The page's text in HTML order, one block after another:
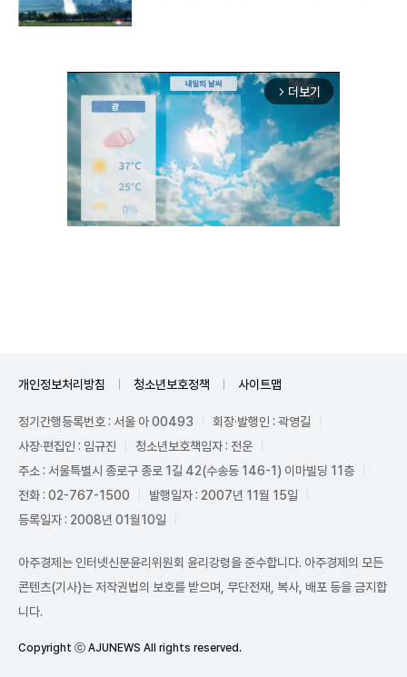
arrow_forward_ios 더보기
개인정보처리방침 청소년보호정책 사이트맵
정기간행등록번호 : 서울 아 00493
회장·발행인 : 곽영길
사장·편집인 : 임규진
청소년보호책임자 : 전운
주소 : 서울특별시 종로구 종로 1길 42(수송동 146-1) 이마빌딩 11층
전화 : 02-767-1500
발행일자 : 2007년 11월 15일
등록일자 : 2008년 01월10일
아주경제는 인터넷신문윤리위원회 윤리강령을 준수합니다. 아주경제의 모든
콘텐츠(기사)는 저작권법의 보호를 받으며, 무단전재, 복사, 배포 등을 금지합
니다.
Copyright ⓒ AJUNEWS All rights reserved.